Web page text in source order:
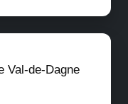
Val-de-Dagne